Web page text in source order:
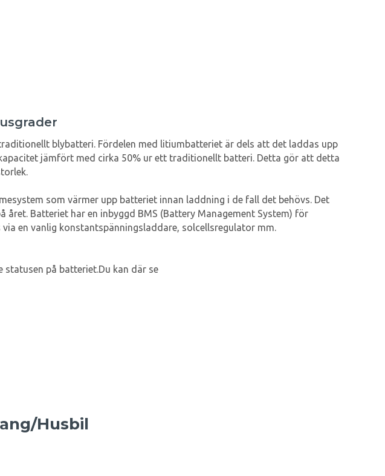
blybatteri. Fördelen med litiumbatteriet är dels att det laddas upp
jämfört med cirka 50% ur ett traditionellt batteri. Detta gör att detta
som värmer upp batteriet innan laddning i de fall det behövs. Det
Batteriet har en inbyggd BMS (Battery Management System) för
en vanlig konstantspänningsladdare, solcellsregulator mm.
på batteriet.Du kan där se
Husbil